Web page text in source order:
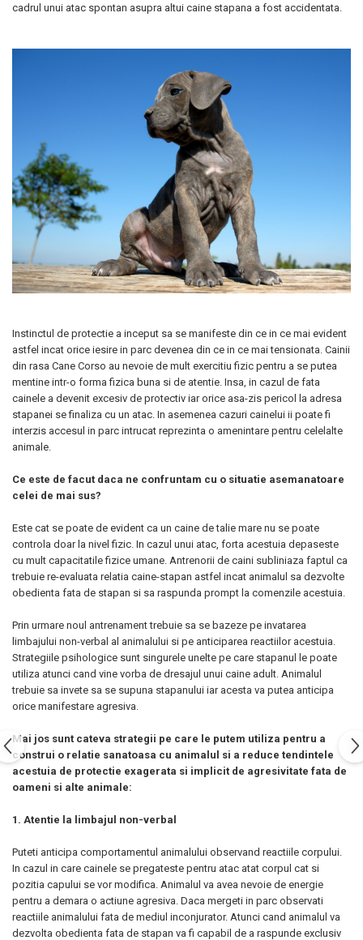
cadrul unui atac spontan asupra altui caine stapana a fost accidentata.
Instinctul de protectie a inceput sa se manifeste din ce in ce mai evident
astfel incat orice iesire in parc devenea din ce in ce mai tensionata. Cainii
din rasa Cane Corso au nevoie de mult exercitiu fizic pentru a se putea
mentine intr-o forma fizica buna si de atentie. Insa, in cazul de fata
cainele a devenit excesiv de protectiv iar orice asa-zis pericol la adresa
stapanei se finaliza cu un atac. In asemenea cazuri cainelui ii poate fi
interzis accesul in parc intrucat reprezinta o amenintare pentru celelalte
animale.
Ce este de facut daca ne confruntam cu o situatie asemanatoare
celei de mai sus?
Este cat se poate de evident ca un caine de talie mare nu se poate
controla doar la nivel fizic. In cazul unui atac, forta acestuia depaseste
cu mult capacitatile fizice umane. Antrenorii de caini subliniaza faptul ca
trebuie re-evaluata relatia caine-stapan astfel incat animalul sa dezvolte
obedienta fata de stapan si sa raspunda prompt la comenzile acestuia.
Prin urmare noul antrenament trebuie sa se bazeze pe invatarea
limbajului non-verbal al animalului si pe anticiparea reactiilor acestuia.
Strategiile psihologice sunt singurele unelte pe care stapanul le poate
utiliza atunci cand vine vorba de dresajul unui caine adult. Animalul
trebuie sa invete sa se supuna stapanului iar acesta va putea anticipa
orice manifestare agresiva.
Mai jos sunt cateva strategii pe care le putem utiliza pentru a
construi o relatie sanatoasa cu animalul si a reduce tendintele
acestuia de protectie exagerata si implicit de agresivitate fata de
oameni si alte animale:
1. Atentie la limbajul non-verbal
Puteti anticipa comportamentul animalului observand reactiile corpului.
In cazul in care cainele se pregateste pentru atac atat corpul cat si
pozitia capului se vor modifica. Animalul va avea nevoie de energie
pentru a demara o actiune agresiva. Daca mergeti in parc observati
reactiile animalului fata de mediul inconjurator. Atunci cand animalul va
dezvolta obedienta fata de stapan va fi capabil de a raspunde exclusiv